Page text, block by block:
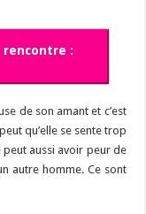
rencontre :
de son amant et c’est
qu’elle se sente trop
aussi avoir peur de
autre homme. Ce sont